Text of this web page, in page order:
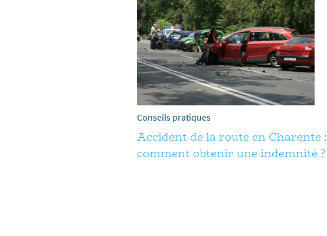
Conseils pratiques
Accident de la route en Charente :
comment obtenir une indemnité ?